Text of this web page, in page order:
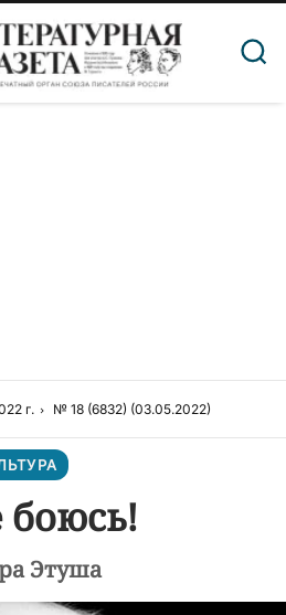
г. № 18 (6832) (03.05.2022)
боюсь!
Этуша